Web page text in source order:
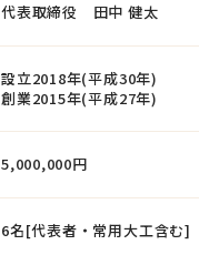
代表取締役 田中 健太
設立2018年(平成30年)
創業2015年(平成27年)
5,000,000円
6名[代表者・常用大工含む]